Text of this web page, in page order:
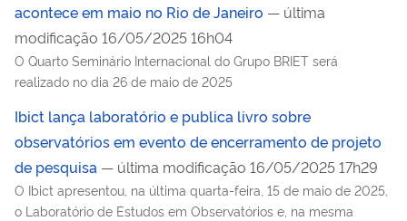
acontece em maio no Rio de Janeiro — última
modificação 16/05/2025 16h04
O Quarto Seminário Internacional do Grupo BRIET será
realizado no dia 26 de maio de 2025
Ibict lança laboratório e publica livro sobre
observatórios em evento de encerramento de projeto
de pesquisa — última modificação 16/05/2025 17h29
O Ibict apresentou, na última quarta-feira, 15 de maio de 2025,
o Laboratório de Estudos em Observatórios e, na mesma